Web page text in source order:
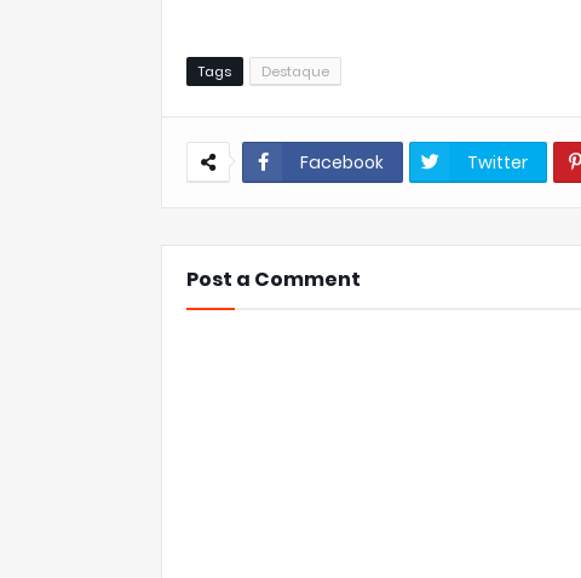
Tags Destaque
Facebook Twitter
Post a Comment